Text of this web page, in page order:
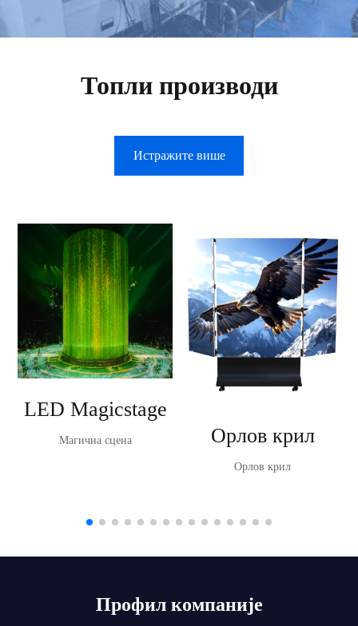
Топли производи
Истражите више
LED Magicstage
Магична сцена Орлов крил
Орлов крил
Профил компаније